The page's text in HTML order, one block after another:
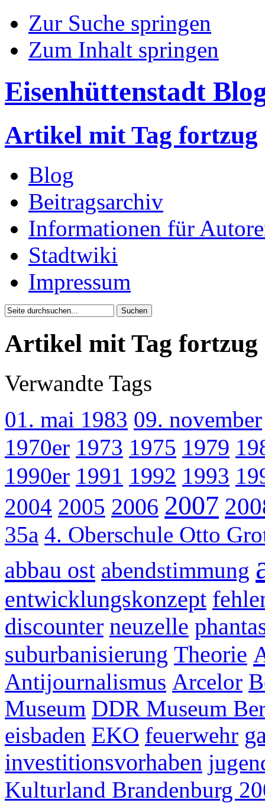
Zur Suche springen
Zum Inhalt springen
Eisenhüttenstadt
Artikel mit Tag fortzug
Blog
Beitragsarchiv
Informationen für
Stadtwiki
Impressum
Artikel mit Tag fortzug
Verwandte Tags
01. mai 1983 09. november
1970er 1973 1975 1979
1990er 1991 1992 1993
2004 2005 2006 2007
35a 4. Oberschule Otto
abbau ost abendstimmung
entwicklungskonzept
discounter neuzelle
suburbanisierung Theorie
Antijournalismus Arcelor
Museum DDR Museum
eisbaden EKO feuerwehr
investitionsvorhaben
Kulturland Brandenburg